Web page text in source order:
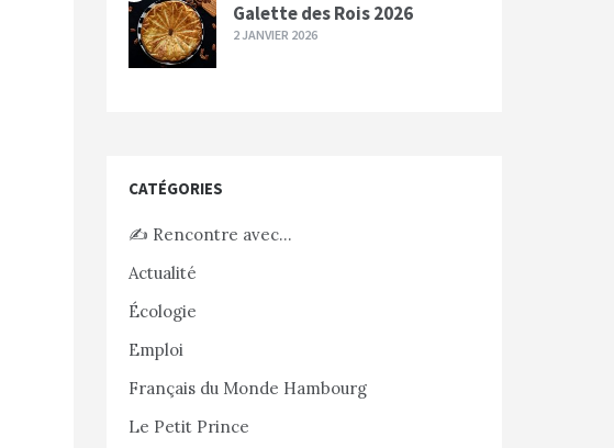
Galette des Rois 2026
2 JANVIER 2026
CATÉGORIES
✍️ Rencontre avec…
Actualité
Écologie
Emploi
Français du Monde Hambourg
Le Petit Prince